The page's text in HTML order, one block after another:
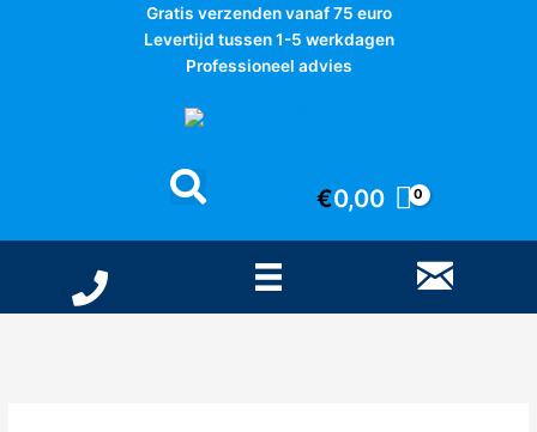
Gratis verzenden vanaf 75 euro
Levertijd tussen 1-5 werkdagen
Professioneel advies
€0,00